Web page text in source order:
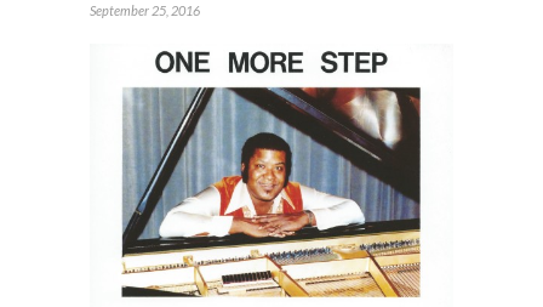
September 25, 2016